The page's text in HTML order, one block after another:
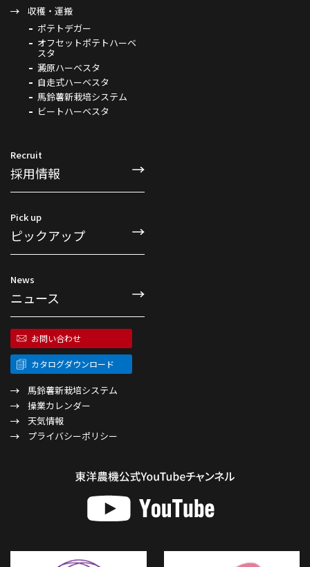
収穫・運搬
ポテトデガー
オフセットポテトハーベ
スタ
澱原ハーベスタ
自走式ハーベスタ
馬鈴薯新栽培システム
ビートハーベスタ
Recruit
採用情報
Pick up
ピックアップ
News
ニュース
お問い合わせ
カタログダウンロード
馬鈴薯新栽培システム
操業カレンダー
天気情報
プライバシーポリシー